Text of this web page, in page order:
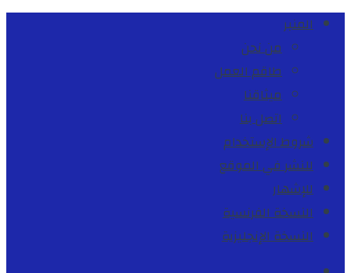
المنبر
من نحن
طاقم العمل
ميثاقنا
اتصل بنا
شروط الإستخدام
للنشر في الموقع
للإشهار
النسخة الفرنسية
النسخة الإنجليزية